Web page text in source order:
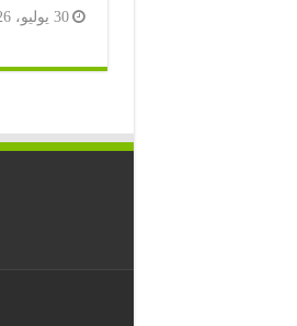
30 يوليو، 2026